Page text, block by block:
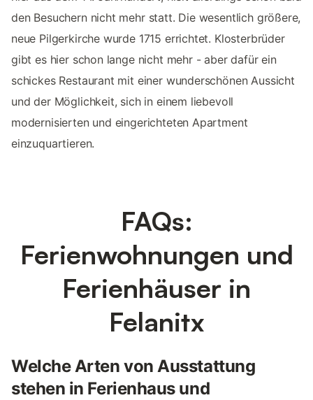
den Besuchern nicht mehr statt. Die wesentlich größere,
neue Pilgerkirche wurde 1715 errichtet. Klosterbrüder
gibt es hier schon lange nicht mehr - aber dafür ein
schickes Restaurant mit einer wunderschönen Aussicht
und der Möglichkeit, sich in einem liebevoll
modernisierten und eingerichteten Apartment
einzuquartieren.
FAQs:
Ferienwohnungen und
Ferienhäuser in
Felanitx
Welche Arten von Ausstattung
stehen in Ferienhaus und